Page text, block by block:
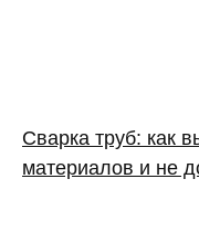
Сварка труб: как
материалов и не